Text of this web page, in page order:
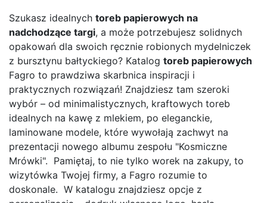
Szukasz idealnych toreb papierowych na
nadchodzące targi, a może potrzebujesz solidnych
opakowań dla swoich ręcznie robionych mydelniczek
z bursztynu bałtyckiego? Katalog toreb papierowych
Fagro to prawdziwa skarbnica inspiracji i
praktycznych rozwiązań! Znajdziesz tam szeroki
wybór – od minimalistycznych, kraftowych toreb
idealnych na kawę z mlekiem, po eleganckie,
laminowane modele, które wywołają zachwyt na
prezentacji nowego albumu zespołu "Kosmiczne
Mrówki". Pamiętaj, to nie tylko worek na zakupy, to
wizytówka Twojej firmy, a Fagro rozumie to
doskonale. W katalogu znajdziesz opcje z